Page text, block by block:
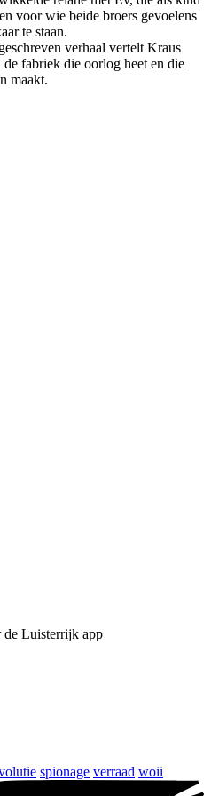
voor wie beide broers gevoelens
te staan.
verhaal vertelt Kraus
fabriek die oorlog heet en die
maakt.
de Luisterrijk app
spionage verraad woii